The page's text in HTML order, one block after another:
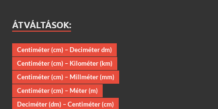
ÁTVÁLTÁSOK:
Centiméter (cm) – Deciméter dm)
Centiméter (cm) – Kilométer (km)
Centiméter (cm) – Millméter (mm)
Centiméter (cm) – Méter (m)
Deciméter (dm) – Centiméter (cm)